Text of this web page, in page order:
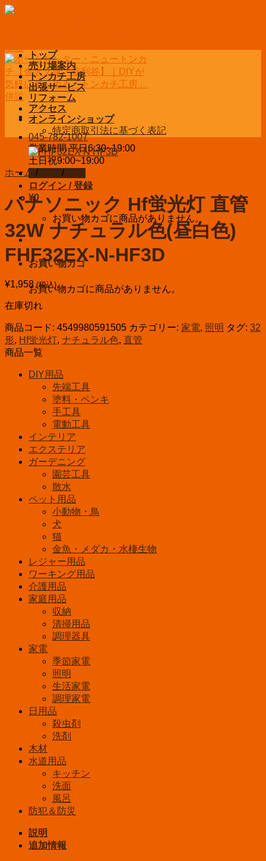
Skip
045-782-1007
営業時間 平日6:30~19:00
土日祝9:00~19:00
お問い合わせ
ログイン / 登録
¥0
お買い物カゴに商品がありません。
お買い物カゴ
お買い物カゴに商品がありません。
トップ
売り場案内
トンカチ工房
出張サービス
リフォーム
アクセス
オンラインショップ
特定商取引法に基づく表記
ホーム / /
パナソニック Hf蛍光灯 直管
32W ナチュラル色(昼白色)
FHF32EX-N-HF3D
¥1,958 (税込)
在庫切れ
商品コード: 4549980591505 カテゴリー: 家電, 照明 タグ: 32
形, Hf蛍光灯, ナチュラル色, 直管
商品一覧
DIY用品
先端工具
塗料・ペンキ
手工具
電動工具
インテリア
エクステリア
ガーデニング
園芸工具
散水
ペット用品
小動物・鳥
犬
猫
金魚・メダカ・水棲生物
レジャー用品
ワーキング用品
介護用品
家庭用品
収納
清掃用品
調理器具
家電
季節家電
照明
生活家電
調理家電
日用品
殺虫剤
洗剤
木材
水道用品
キッチン
洗面
風呂
防犯＆防災
説明
追加情報